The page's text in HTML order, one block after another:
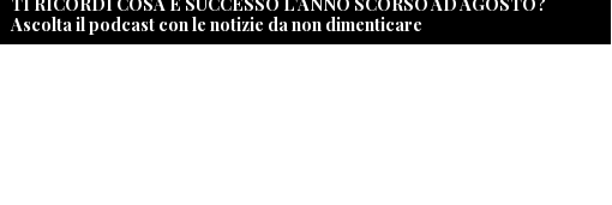
Ascolta il podcast con le notizie da non dimenticare